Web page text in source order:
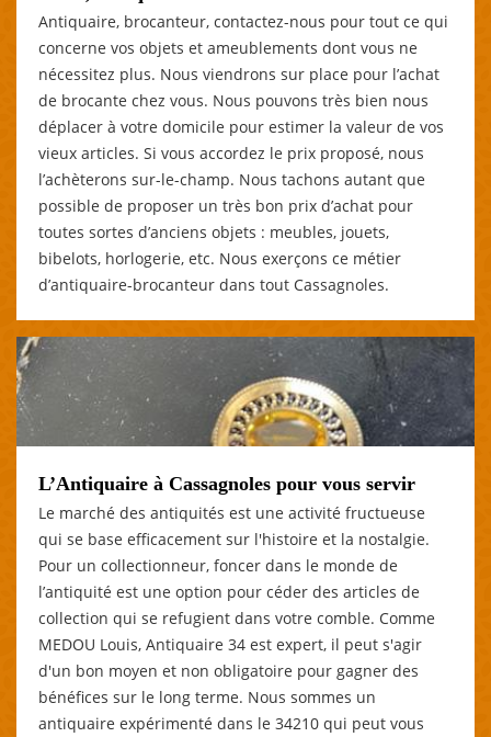
Antiquaire, brocanteur, contactez-nous pour tout ce qui
concerne vos objets et ameublements dont vous ne
nécessitez plus. Nous viendrons sur place pour l’achat
de brocante chez vous. Nous pouvons très bien nous
déplacer à votre domicile pour estimer la valeur de vos
vieux articles. Si vous accordez le prix proposé, nous
l’achèterons sur-le-champ. Nous tachons autant que
possible de proposer un très bon prix d’achat pour
toutes sortes d’anciens objets : meubles, jouets,
bibelots, horlogerie, etc. Nous exerçons ce métier
d’antiquaire-brocanteur dans tout Cassagnoles.
L’Antiquaire à Cassagnoles pour vous servir
Le marché des antiquités est une activité fructueuse
qui se base efficacement sur l'histoire et la nostalgie.
Pour un collectionneur, foncer dans le monde de
l’antiquité est une option pour céder des articles de
collection qui se refugient dans votre comble. Comme
MEDOU Louis, Antiquaire 34 est expert, il peut s'agir
d'un bon moyen et non obligatoire pour gagner des
bénéfices sur le long terme. Nous sommes un
antiquaire expérimenté dans le 34210 qui peut vous